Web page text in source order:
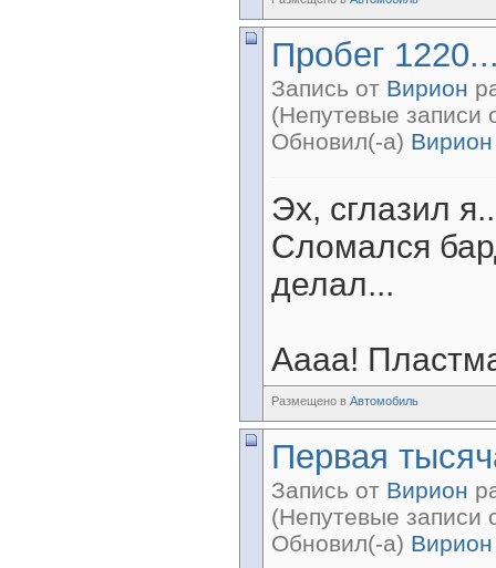
Пробег
Запись от Вирион
(Непутевые записи
Обновил(-а) Вирион
Эх, сглазил
Сломался
делал...
Аааа!
Размещено в Автомобиль
Первая
Запись от Вирион
(Непутевые записи
Обновил(-а) Вирион